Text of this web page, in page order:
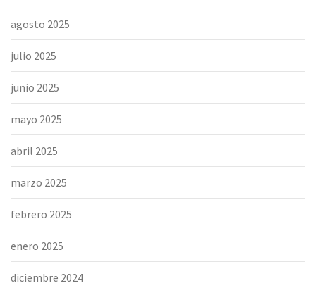
agosto 2025
julio 2025
junio 2025
mayo 2025
abril 2025
marzo 2025
febrero 2025
enero 2025
diciembre 2024